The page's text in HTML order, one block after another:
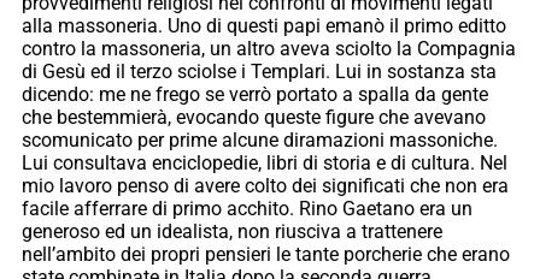
alla massoneria. Uno di questi papi emanò il primo editto
contro la massoneria, un altro aveva sciolto la Compagnia
di Gesù ed il terzo sciolse i Templari. Lui in sostanza sta
dicendo: me ne frego se verrò portato a spalla da gente
che bestemmierà, evocando queste figure che avevano
scomunicato per prime alcune diramazioni massoniche.
Lui consultava enciclopedie, libri di storia e di cultura. Nel
mio lavoro penso di avere colto dei significati che non era
facile afferrare di primo acchito. Rino Gaetano era un
generoso ed un idealista, non riusciva a trattenere
nell’ambito dei propri pensieri le tante porcherie che erano